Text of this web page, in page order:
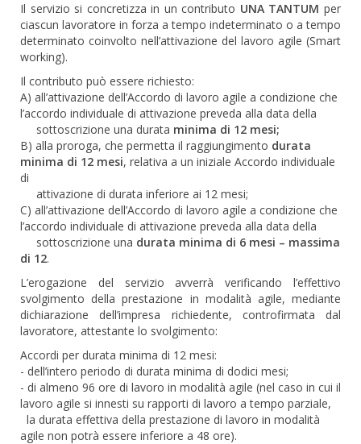
Il servizio si concretizza in un contributo UNA TANTUM per
ciascun lavoratore in forza a tempo indeterminato o a tempo
determinato coinvolto nell’attivazione del lavoro agile (Smart
working).
Il contributo può essere richiesto:
A) all’attivazione dell’Accordo di lavoro agile a condizione che
l’accordo individuale di attivazione preveda alla data della
sottoscrizione una durata minima di 12 mesi;
B) alla proroga, che permetta il raggiungimento durata
minima di 12 mesi, relativa a un iniziale Accordo individuale
di
attivazione di durata inferiore ai 12 mesi;
C) all’attivazione dell’Accordo di lavoro agile a condizione che
l’accordo individuale di attivazione preveda alla data della
sottoscrizione una durata minima di 6 mesi – massima
di 12.
L’erogazione del servizio avverrà verificando l’effettivo
svolgimento della prestazione in modalità agile, mediante
dichiarazione dell’impresa richiedente, controfirmata dal
lavoratore, attestante lo svolgimento:
Accordi per durata minima di 12 mesi:
- dell’intero periodo di durata minima di dodici mesi;
- di almeno 96 ore di lavoro in modalità agile (nel caso in cui il
lavoro agile si innesti su rapporti di lavoro a tempo parziale,
la durata effettiva della prestazione di lavoro in modalità
agile non potrà essere inferiore a 48 ore).